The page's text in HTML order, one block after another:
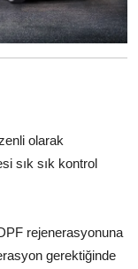
olarak
sık sık kontrol
rejenerasyonuna
gerektiğinde